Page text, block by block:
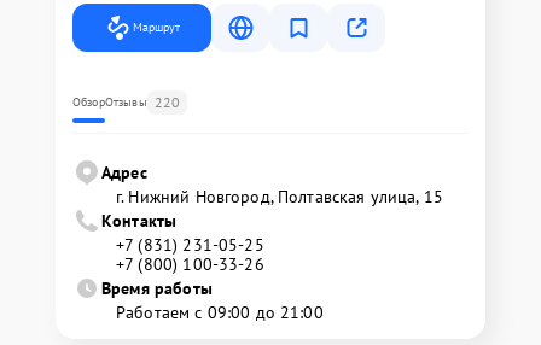
Маршрут
ОбзорОтзывы 220
Адрес
г. Нижний Новгород, Полтавская улица, 15
Контакты
+7 (831) 231-05-25
+7 (800) 100-33-26
Время работы
Работаем с 09:00 до 21:00